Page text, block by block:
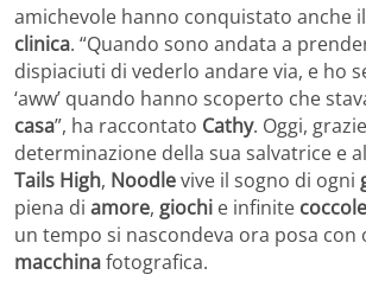
amichevole hanno conquistato anche
clinica. “Quando sono andata a
dispiaciuti di vederlo andare via, e ho
‘aww’ quando hanno scoperto che
casa”, ha raccontato Cathy. Oggi,
determinazione della sua salvatrice e
Tails High, Noodlevive il sogno di ogni
piena di amore, giochi e infinite coccole
un tempo si nascondeva ora posa con
macchinafotografica.